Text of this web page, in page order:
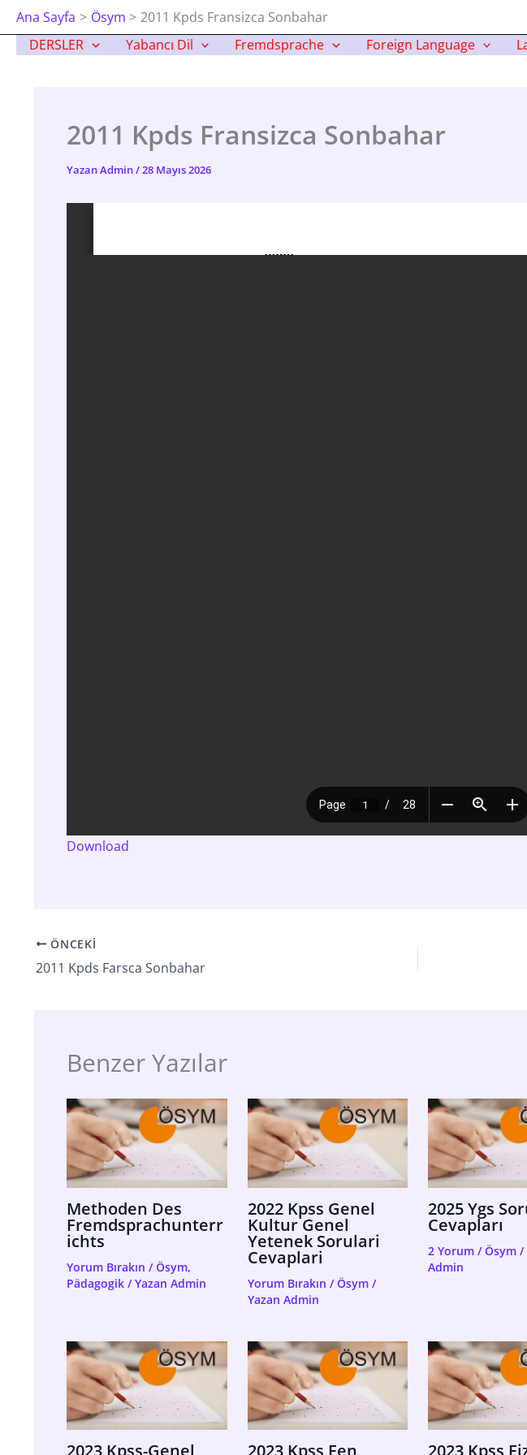
İçeriğe
Atla
DERSLER Yabancı Dil Fremdsprache Foreign Language
Ana Sayfa Ösym 2011 Kpds Fransizca Sonbahar
2011 Kpds Fransizca Sonbahar
YazanAdmin/28 Mayıs 2026
Download
ÖNCEKI
2011 Kpds Farsca Sonbahar
Benzer Yazılar
Methoden Des
Fremdsprachunterr
Ichts
Yorum Bırakın /Ösym,
Pädagogik / Yazan Admin
2022 Kpss Genel
Kultur Genel
Yetenek Sorulari
Cevaplari
Yorum Bırakın /Ösym/
Yazan Admin
2025 Ygs
Cevapları
2 Yorum /Ösym /
Admin